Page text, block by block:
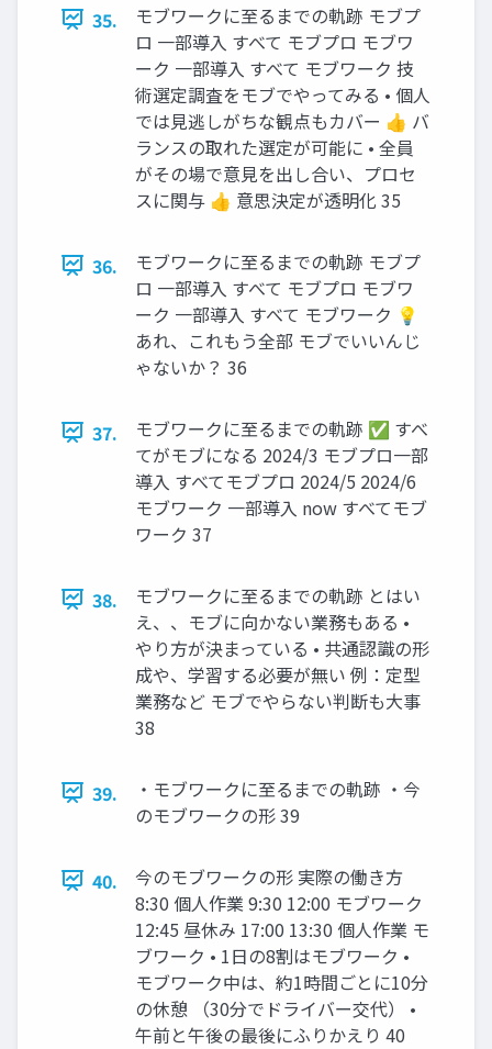
35.
モブワークに至るまでの軌跡 モブプ
ロ 一部導入 すべて モブプロ モブワ
ーク 一部導入 すべて モブワーク 技
術選定調査をモブでやってみる • 個人
では見逃しがちな観点もカバー 👍 バ
ランスの取れた選定が可能に • 全員
がその場で意見を出し合い、プロセ
スに関与 👍 意思決定が透明化 35
36.
モブワークに至るまでの軌跡 モブプ
ロ 一部導入 すべて モブプロ モブワ
ーク 一部導入 すべて モブワーク 💡
あれ、これもう全部 モブでいいんじ
ゃないか？ 36
37.
モブワークに至るまでの軌跡 ✅ すべ
てがモブになる 2024/3 モブプロ一部
導入 すべてモブプロ 2024/5 2024/6
モブワーク 一部導入 now すべてモブ
ワーク 37
38.
モブワークに至るまでの軌跡 とはい
え、、モブに向かない業務もある •
やり方が決まっている • 共通認識の形
成や、学習する必要が無い 例：定型
業務など モブでやらない判断も大事
38
39.
・モブワークに至るまでの軌跡 ・今
のモブワークの形 39
40.
今のモブワークの形 実際の働き方
8:30 個人作業 9:30 12:00 モブワーク
12:45 昼休み 17:00 13:30 個人作業 モ
ブワーク • 1日の8割はモブワーク •
モブワーク中は、約1時間ごとに10分
の休憩 （30分でドライバー交代） •
午前と午後の最後にふりかえり 40